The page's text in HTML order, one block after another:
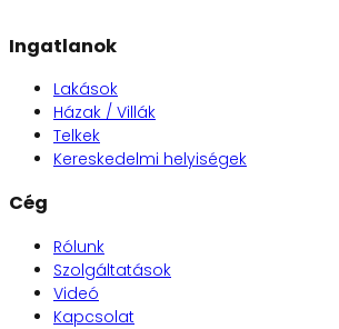
Ingatlanok
Lakások
Házak / Villák
Telkek
Kereskedelmi helyiségek
Cég
Rólunk
Szolgáltatások
Videó
Kapcsolat